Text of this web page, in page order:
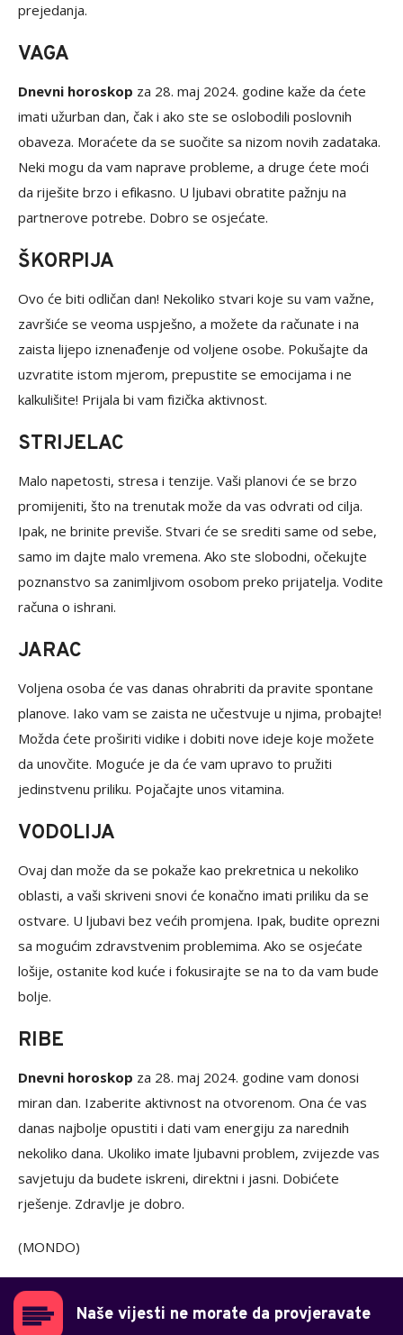
prejedanja.
VAGA
Dnevni horoskop za 28. maj 2024. godine kaže da ćete
imati užurban dan, čak i ako ste se oslobodili poslovnih
obaveza. Moraćete da se suočite sa nizom novih zadataka.
Neki mogu da vam naprave probleme, a druge ćete moći
da riješite brzo i efikasno. U ljubavi obratite pažnju na
partnerove potrebe. Dobro se osjećate.
ŠKORPIJA
Ovo će biti odličan dan! Nekoliko stvari koje su vam važne,
završiće se veoma uspješno, a možete da računate i na
zaista lijepo iznenađenje od voljene osobe. Pokušajte da
uzvratite istom mjerom, prepustite se emocijama i ne
kalkulišite! Prijala bi vam fizička aktivnost.
STRIJELAC
Malo napetosti, stresa i tenzije. Vaši planovi će se brzo
promijeniti, što na trenutak može da vas odvrati od cilja.
Ipak, ne brinite previše. Stvari će se srediti same od sebe,
samo im dajte malo vremena. Ako ste slobodni, očekujte
poznanstvo sa zanimljivom osobom preko prijatelja. Vodite
računa o ishrani.
JARAC
Voljena osoba će vas danas ohrabriti da pravite spontane
planove. Iako vam se zaista ne učestvuje u njima, probajte!
Možda ćete proširiti vidike i dobiti nove ideje koje možete
da unovčite. Moguće je da će vam upravo to pružiti
jedinstvenu priliku. Pojačajte unos vitamina.
VODOLIJA
Ovaj dan može da se pokaže kao prekretnica u nekoliko
oblasti, a vaši skriveni snovi će konačno imati priliku da se
ostvare. U ljubavi bez većih promjena. Ipak, budite oprezni
sa mogućim zdravstvenim problemima. Ako se osjećate
lošije, ostanite kod kuće i fokusirajte se na to da vam bude
bolje.
RIBE
Dnevni horoskop za 28. maj 2024. godine vam donosi
miran dan. Izaberite aktivnost na otvorenom. Ona će vas
danas najbolje opustiti i dati vam energiju za narednih
nekoliko dana. Ukoliko imate ljubavni problem, zvijezde vas
savjetuju da budete iskreni, direktni i jasni. Dobićete
rješenje. Zdravlje je dobro.
(MONDO)
Naše vijesti ne morate da provjeravate